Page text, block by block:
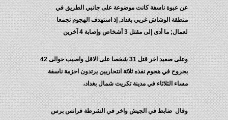
عن عبوة ناسفة كانت موضوعة على جانبي الطريق في
منطقة الوشاش غربي بغداد, إذ استهدف الهجوم تجمعا
لعمال; ما أدى إلى مقتل 3 أشخاص وإصابة 4 آخرين
وعلى صعيد اخر قتل 31 شخصا على الاقل واصيب حوالى 42
بجروح في هجوم نفذه ثلاثة انتحاريين يرتدون احزمة ناسفة
مساء الثلاثاء في مدينة تكريت شمال بغداد،
وقال ضابط في الجيش واخر في الشرطة فرانس برس